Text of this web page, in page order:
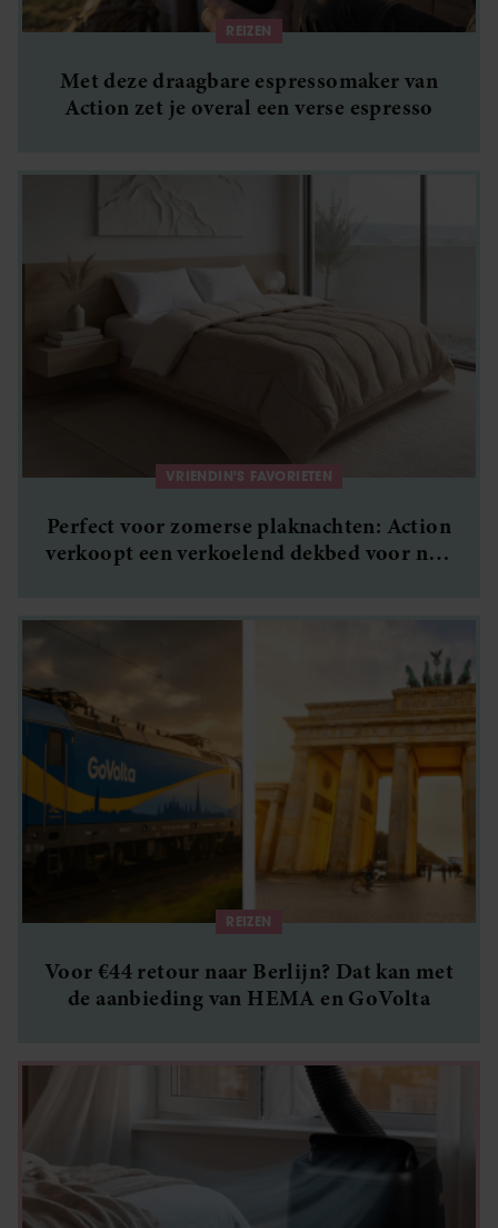
verzameld op basis van uw gebruik van hun services. U
gebruiken.
REIZEN
Met deze draagbare espressomaker van
Action zet je overal een verse espresso
VRIENDIN'S FAVORIETEN
Perfect voor zomerse plaknachten: Action
verkoopt een verkoelend dekbed voor nog
REIZEN
Voor €44 retour naar Berlijn? Dat kan met
de aanbieding van HEMA en GoVolta